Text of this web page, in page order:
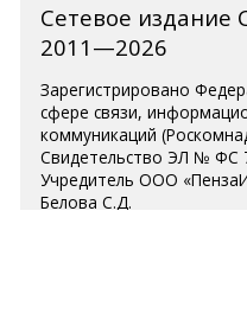
Сетевое
2011—2026
Зарегистрировано
сфере связи,
коммуникаций
Свидетельство ЭЛ № ФС
Учредитель ООО
Белова С.Д.